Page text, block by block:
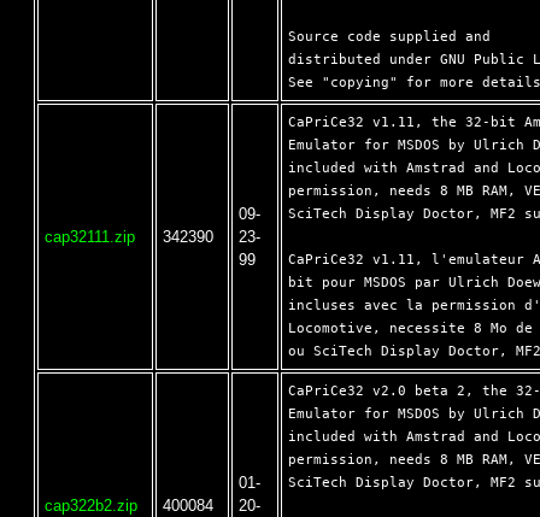
Source code supplied and
distributed under GNU Public
cap32111.zip 342390
09-
23-
99
CaPriCe32 v1.11, the 32-bit
Emulator for MSDOS by Ulrich
included with Amstrad and
permission, needs 8 MB RAM,
SciTech Display Doctor, MF2
CaPriCe32 v1.11, l'emulateur
bit pour MSDOS par Ulrich
incluses avec la permission
Locomotive, necessite 8 Mo de
cap322b2.zip 400084
01-
20-
CaPriCe32 v2.0 beta 2, the 32-
Emulator for MSDOS by Ulrich
included with Amstrad and
permission, needs 8 MB RAM,
SciTech Display Doctor, MF2